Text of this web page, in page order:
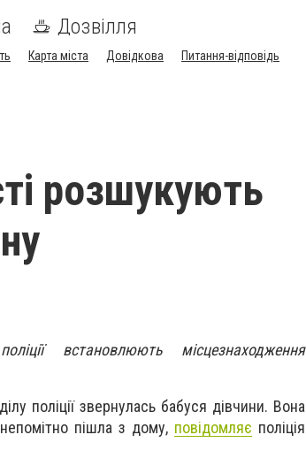
Дозвілля
Карта міста Довідкова
Питання-відповідь
розшукують
встановлюють місцезнаходження
поліції звернулась бабуся дівчини. Вона
пішла з дому, повідомляє поліція